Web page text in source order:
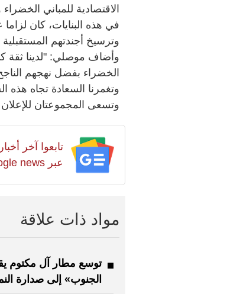
الاقتصادية للمباني
في هذه البنايات، كان
وترسيخ أجندتهم
وأضاف موصلي: "لدينا ثقة
الخضراء بفضل نهجهم
وتغمرنا السعادة تجاه هذه
وتسعى المجموعتان
تابعوا آخر
عبر Google news
مواد ذات علاقة
توسع مطار آل مكتوم
الجنوب» إلى صدارة